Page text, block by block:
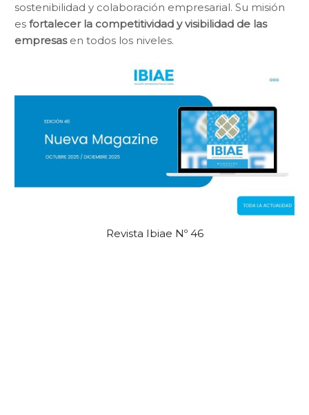
sostenibilidad y colaboración empresarial. Su misión
es fortalecer la competitividad y visibilidad de las
empresasen todos los niveles.
Revista Ibiae Nº 46